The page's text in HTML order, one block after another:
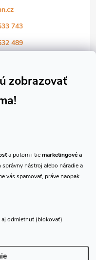
zobrazovať
a potom i tiemarketingové a
nástroj alebo náradie a
vás spamovať, práve naopak.
aj odmietnuť (blokovať)
743
489
CHN_CZ